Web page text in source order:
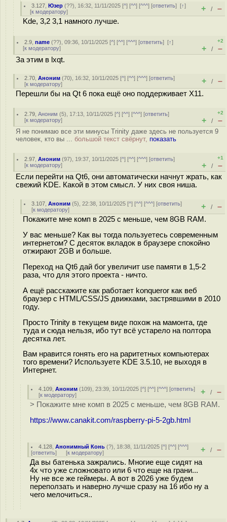
3.127 ,Юзер (??), 16:32, 11/11/2025 [^] [^^] [^^^] [ответить][↑]
[к модератору] + / –
Kde, 3,2 3,1 намного лучше.
2.9 ,name (??), 09:36, 10/11/2025 [^] [^^] [^^^] [ответить][↑]
[к модератору]
+2
+ / –
За этим в lxqt.
2.70 ,Аноним (70), 16:32, 10/11/2025 [^] [^^] [^^^] [ответить]
[к модератору] + / –
Перешли бы на Qt 6 пока ещё оно поддерживает X11.
2.79 ,Аноним (5), 17:13, 10/11/2025 [^] [^^] [^^^] [ответить]
[к модератору]
+2
+ / –
Я не понимаю все эти минусы Trinity даже здесь не пользуется 9
человек, кто вы ... большой текст свёрнут, показать
2.97 ,Аноним (97), 19:37, 10/11/2025 [^] [^^] [^^^] [ответить]
[к модератору]
+1
+ / –
Если перейти на Qt6, они автоматически начнут жрать, как
свежий KDE. Какой в этом смысл. У них своя ниша.
3.107 ,Аноним (5), 22:38, 10/11/2025 [^] [^^] [^^^] [ответить]
[к модератору] + / –
Покажите мне комп в 2025 с меньше, чем 8GB RAM.
У вас меньше? Как вы тогда пользуетесь современным
интернетом? С десяток вкладок в браузере спокойно
отжирают 2GB и больше.
Переход на Qt6 дай бог увеличит use памяти в 1,5-2
раза, что для этого проекта - ничто.
А ещё расскажите как работает konqueror как веб
браузер с HTML/CSS/JS движками, застрявшими в 2010
году.
Просто Trinity в текущем виде похож на мамонта, где
туда и сюда нельзя, ибо тут всё устарело на полтора
десятка лет.
Вам нравится гонять его на раритетных компьютерах
того времени? Используете KDE 3.5.10, не выходя в
Интернет.
4.109 ,Аноним (109), 23:39, 10/11/2025 [^] [^^] [^^^] [ответить]
[к модератору] + / –
> Покажите мне комп в 2025 с меньше, чем 8GB RAM.
https://www.canakit.com/raspberry-pi-5-2gb.html
4.128 ,Анонимный Конь (?), 18:38, 11/11/2025 [^] [^^] [^^^]
[ответить] [к модератору] + / –
Да вы батенька зажрались. Многие еще сидят на
4х что уже сложновато или 6 что еще на грани...
Ну не все же геймеры. А вот в 2026 уже будем
переползать и наверно лучше сразу на 16 ибо ну а
чего мелочиться..